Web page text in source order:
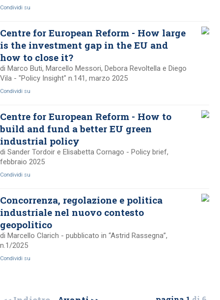
Condividi su
Centre for European Reform - How large
is the investment gap in the EU and
how to close it?
di Marco Buti, Marcello Messori, Debora Revoltella e Diego
Vila - "Policy Insight" n.141, marzo 2025
Condividi su
Centre for European Reform - How to
build and fund a better EU green
industrial policy
di Sander Tordoir e Elisabetta Cornago - Policy brief,
febbraio 2025
Condividi su
Concorrenza, regolazione e politica
industriale nel nuovo contesto
geopolitico
di Marcello Clarich - pubblicato in “Astrid Rassegna”,
n.1/2025
Condividi su